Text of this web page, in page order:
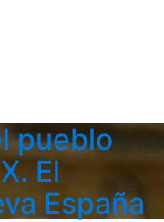
pueblo
El
España